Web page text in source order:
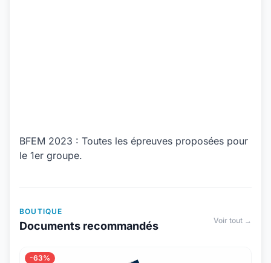
BFEM 2023 : Toutes les épreuves proposées pour
le 1er groupe.
BOUTIQUE
Documents recommandés Voir tout →
-63%